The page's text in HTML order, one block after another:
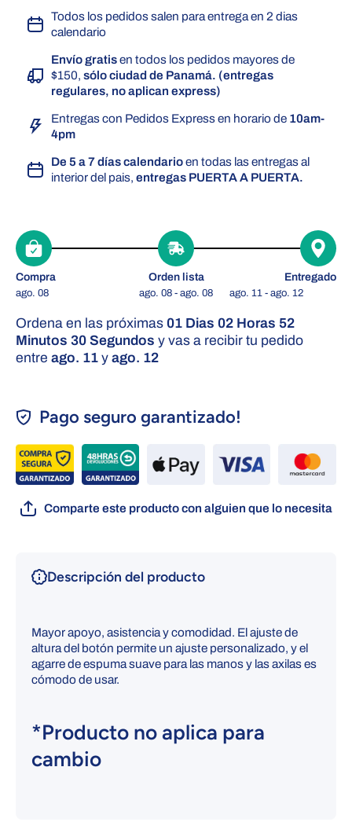
Todos los pedidos salen para entrega en 2 dias
calendario
Envío gratisen todos los pedidos mayores de
$150, sólo ciudad de Panamá. (entregas
regulares, no aplican express)
Entregas con Pedidos Express en horario de 10am-
4pm
De 5 a 7 días calendarioen todas las entregas al
interior del pais, entregas PUERTA A PUERTA.
Compra
ago. 08
Orden lista
ago. 08 - ago. 08
Entregado
ago. 11 - ago. 12
Ordena en las próximas 01 Dias 02 Horas 52
Minutos 30 Segundos y vas a recibir tu pedido
entre ago. 11 y ago. 12
Pago seguro garantizado!
Comparte este producto con alguien que lo necesita
Descripción del producto
Mayor apoyo, asistencia y comodidad. El ajuste de
altura del botón permite un ajuste personalizado, y el
agarre de espuma suave para las manos y las axilas es
cómodo de usar.
*Producto no aplica para
cambio